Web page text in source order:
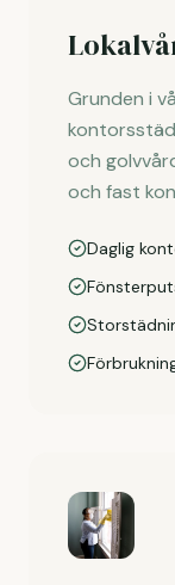
Grunden i
och
och fast
Daglig